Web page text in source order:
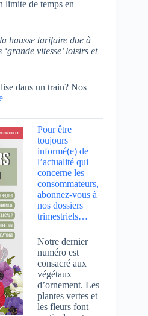
limite de temps en
hausse tarifaire due à
vitesse’ loisirs et
dans un train? Nos
Pour être
toujours
informé(e) de
l’actualité qui
concerne les
consommateurs,
abonnez-vous à
nos dossiers
trimestriels…
Notre dernier
numéro est
consacré aux
végétaux
d’ornement. Les
plantes vertes et
les fleurs font